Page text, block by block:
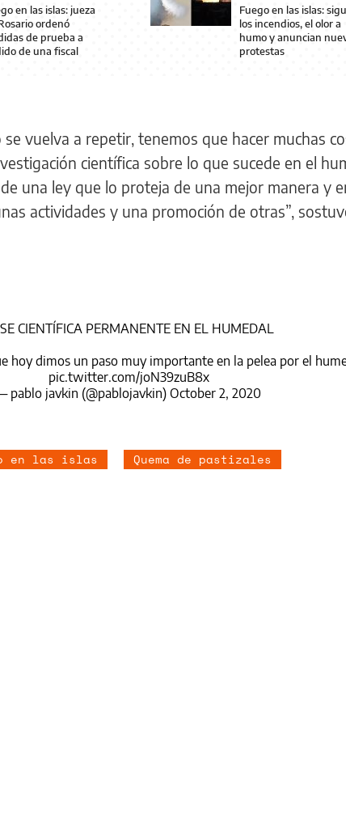
en las islas: jueza
ordenó
de prueba a
de una fiscal
Fuego en las islas:
los incendios, el olor a
humo y anuncian
protestas
vuelva a repetir, tenemos que hacer muchas
científica sobre lo que sucede en el
una ley que lo proteja de una mejor manera y
actividades y una promoción de otras”,
CIENTÍFICA PERMANENTE EN EL HUMEDAL
hoy dimos un paso muy importante en la pelea por el
pic.twitter.com/joN39zuB8x
pablo javkin (@pablojavkin) October 2, 2020
en las islas Quema de pastizales